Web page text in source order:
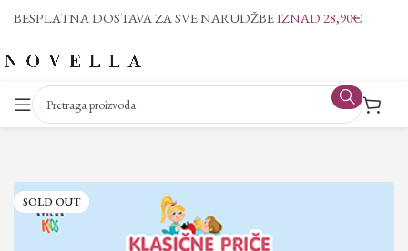
BESPLATNA DOSTAVA ZA SVE NARUDŽBEIZNAD 28,90€
SOLD OUT